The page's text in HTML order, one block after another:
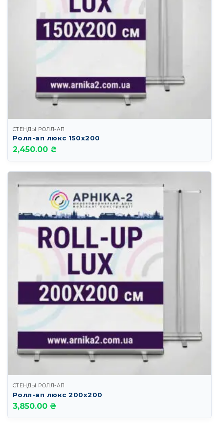
СТЕНДЫ РОЛЛ-АП
Ролл-ап люкс 150х200
2,450.00 ₴
СТЕНДЫ РОЛЛ-АП
Ролл-ап люкс 200х200
3,850.00 ₴